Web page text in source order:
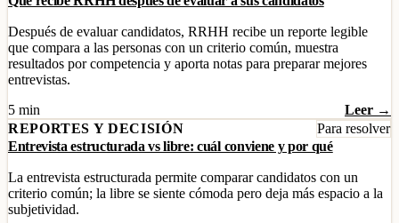
Después de evaluar candidatos, RRHH recibe un reporte legible
que compara a las personas con un criterio común, muestra
resultados por competencia y aporta notas para preparar mejores
entrevistas.
5 min
Leer →
REPORTES Y DECISIÓN
Para resolver
Entrevista estructurada vs libre: cuál conviene y por qué
La entrevista estructurada permite comparar candidatos con un
criterio común; la libre se siente cómoda pero deja más espacio a la
subjetividad.